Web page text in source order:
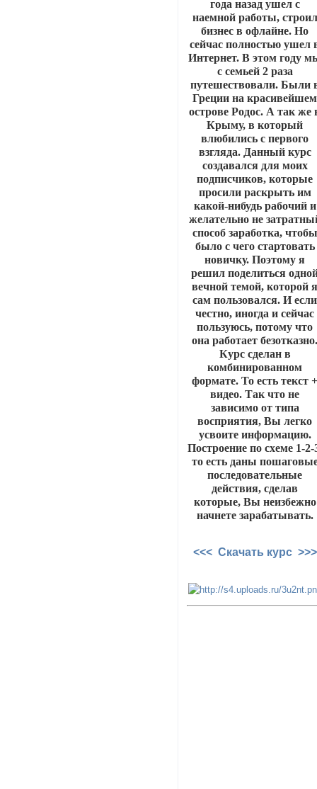
года назад ушел с
наемной работы, строил
бизнес в офлайне. Но
сейчас полностью ушел
Интернет. В этом году
с семьей 2 раза
путешествовали. Были
Греции на красивейшем
острове Родос. А так же
Крыму, в который
влюбились с первого
взгляда. Данный курс
создавался для моих
подписчиков, которые
просили раскрыть им
какой-нибудь рабочий и
желательно не
способ заработка, чтобы
было с чего стартовать
новичку. Поэтому я
решил поделиться
вечной темой, которой
сам пользовался. И если
честно, иногда и сейчас
пользуюсь, потому что
она работает
Курс сделан в
комбинированном
формате. То есть текст
видео. Так что не
зависимо от типа
восприятия, Вы легко
усвоите информацию.
Построение по схеме 1-2-
то есть даны
последовательные
действия, сделав
которые, Вы неизбежно
начнете зарабатывать.
<<< Скачать курс >>>